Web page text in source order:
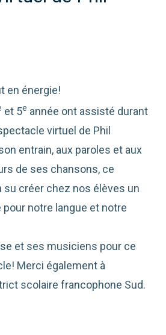
en énergie!
et 5e année ont assisté durant
virtuel de Phil
entrain, aux paroles et aux
de ses chansons, ce
su créer chez nos élèves un
notre langue et notre
et ses musiciens pour ce
Merci également à
scolaire francophone Sud.